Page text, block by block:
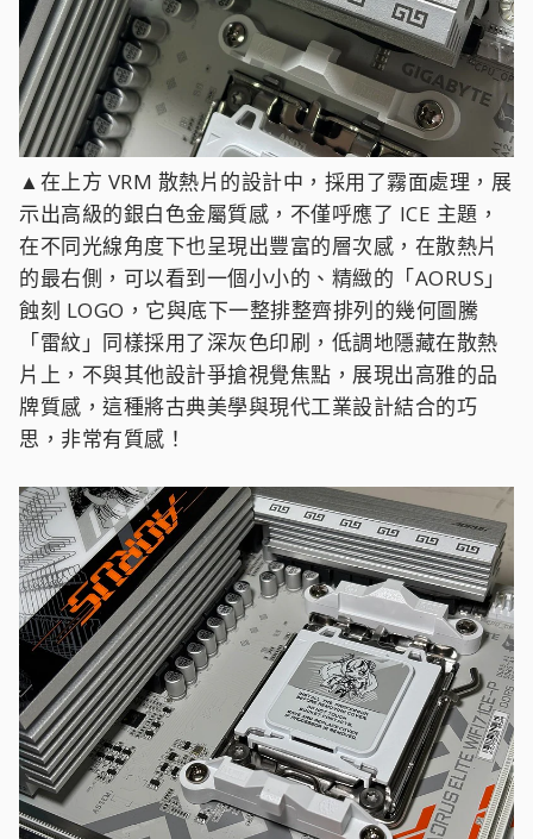
▲在上方 VRM 散熱片的設計中，採用了霧面處理，展
示出高級的銀白色金屬質感，不僅呼應了 ICE 主題，
在不同光線角度下也呈現出豐富的層次感，在散熱片
的最右側，可以看到一個小小的、精緻的「AORUS」
蝕刻 LOGO，它與底下一整排整齊排列的幾何圖騰
「雷紋」同樣採用了深灰色印刷，低調地隱藏在散熱
片上，不與其他設計爭搶視覺焦點，展現出高雅的品
牌質感，這種將古典美學與現代工業設計結合的巧
思，非常有質感！